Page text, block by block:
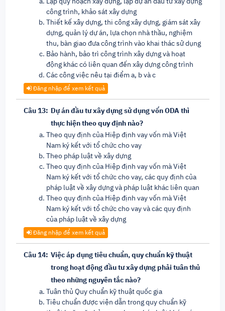
công trình, khảo sát xây dựng
Thiết kế xây dựng, thi công xây dựng, giám sát xây
dựng, quản lý dự án, lựa chọn nhà thầu, nghiệm
thu, bàn giao đưa công trình vào khai thác sử dụng
Bảo hành, bảo trì công trình xây dựng và hoạt
động khác có liên quan đến xây dựng công trình
Các công việc nêu tại điểm a, b và c
Đăng nhập để xem kết quả
Câu 13: Dự án đầu tư xây dựng sử dụng vốn ODA thì
thực hiện theo quy định nào?
Theo quy định của Hiệp định vay vốn mà Việt
Nam ký kết với tổ chức cho vay
Theo pháp luật về xây dựng
Theo quy định của Hiệp định vay vốn mà Việt
Nam ký kết với tổ chức cho vay, các quy định của
pháp luật về xây dựng và pháp luật khác liên quan
Theo quy định của Hiệp định vay vốn mà Việt
Nam ký kết với tổ chức cho vay và các quy định
của pháp luật về xây dựng
Đăng nhập để xem kết quả
Câu 14: Việc áp dụng tiêu chuẩn, quy chuẩn kỹ thuật
trong hoạt động đầu tư xây dựng phải tuân thủ
theo những nguyên tắc nào?
Tuân thủ Quy chuẩn kỹ thuật quốc gia
Tiêu chuẩn được viện dẫn trong quy chuẩn kỹ